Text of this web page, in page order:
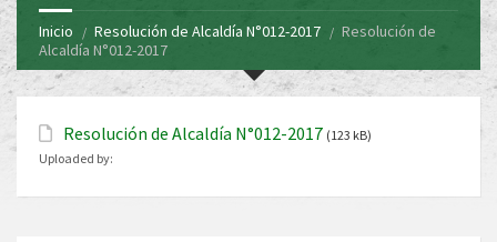
Inicio Resolución de Alcaldía N°012-2017
Resolución de
Alcaldía N°012-2017
Resolución de Alcaldía N°012-2017 (123 kB)
Uploaded by: